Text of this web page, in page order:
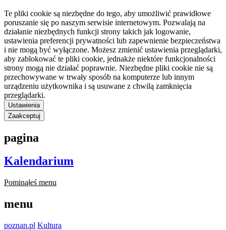
Te pliki cookie są niezbędne do tego, aby umożliwić prawidłowe
poruszanie się po naszym serwisie internetowym. Pozwalają na
działanie niezbędnych funkcji strony takich jak logowanie,
ustawienia preferencji prywatności lub zapewnienie bezpieczeństwa
i nie mogą być wyłączone. Możesz zmienić ustawienia przeglądarki,
aby zablokować te pliki cookie, jednakże niektóre funkcjonalności
strony mogą nie działać poprawnie. Niezbędne pliki cookie nie są
przechowywane w trwały sposób na komputerze lub innym
urządzeniu użytkownika i są usuwane z chwilą zamknięcia
przeglądarki.
Ustawienia
Zaakceptuj
pagina
Kalendarium
Pominąłeś menu
menu
poznan.pl Kultura